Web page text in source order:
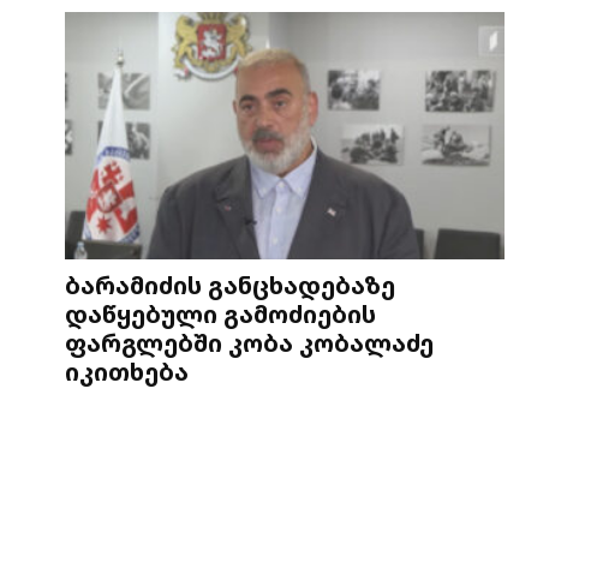
ბარამიძის განცხადებაზე
დაწყებული გამოძიების
ფარგლებში კობა კობალაძე
იკითხება